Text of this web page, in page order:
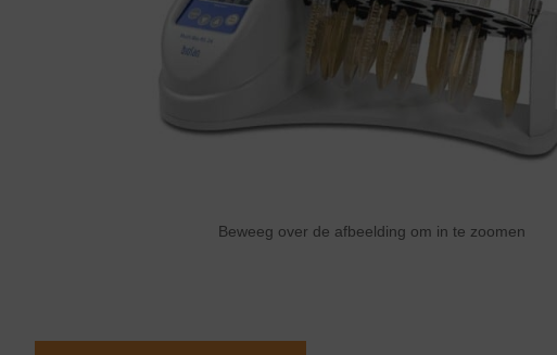
Beweeg over de afbeelding om in te zoomen